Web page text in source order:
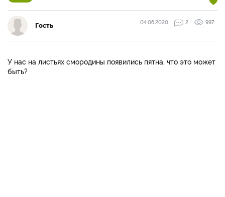
Гость 04.06.2020 2 997
У нас на листьях смородины появились пятна, что это может
быть?